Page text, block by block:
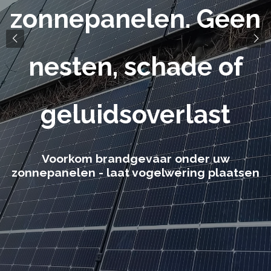
zonnepanelen. Geen
nesten, schade of
geluidsoverlast
Voorkom brandgevaar onder uw
zonnepanelen - laat vogelwering plaatsen